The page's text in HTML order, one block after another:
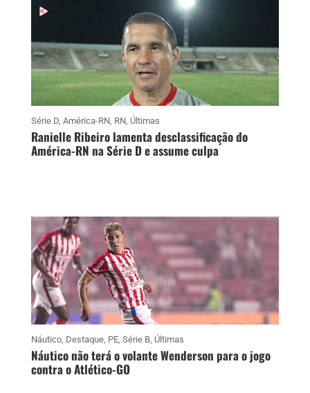
Série D, América-RN, RN, Últimas
Ranielle Ribeiro lamenta desclassificação do
América-RN na Série D e assume culpa
Náutico, Destaque, PE, Série B, Últimas
Náutico não terá o volante Wenderson para o jogo
contra o Atlético-GO